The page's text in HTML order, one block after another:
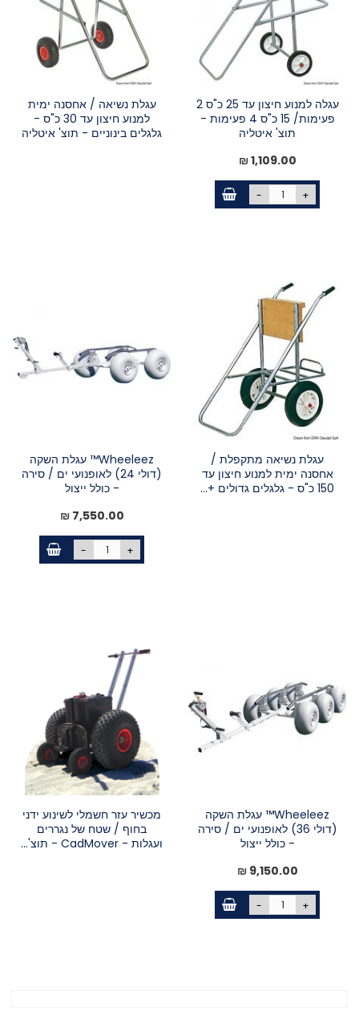
עגלה למנוע חיצון עד 25 כ"ס 2
פעימות/ 15 כ"ס 4 פעימות -
תוצ' איטליה
1,109.00 ₪
- +
עגלת נשיאה / אחסנה ימית
למנוע חיצון עד 30 כ"ס -
גלגלים בינוניים - תוצ' איטליה
עגלת נשיאה מתקפלת /
אחסנה ימית למנוע חיצון עד
150 כ"ס - גלגלים גדולים +...
Wheeleez™ עגלת השקה
(דולי 24) לאופנועי ים / סירה
- כולל ייצול
7,550.00 ₪
- +
Wheeleez™ עגלת השקה
(דולי 36) לאופנועי ים / סירה
- כולל ייצול
9,150.00 ₪
- +
מכשיר עזר חשמלי לשינוע ידני
בחוף / שטח של נגררים
ועגלות - CadMover - תוצ'...